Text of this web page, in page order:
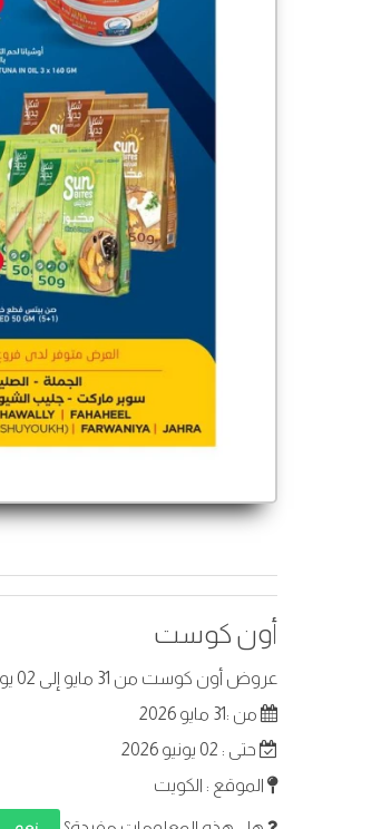
أون كوست
عروض أون كوست من 31 مايو إلى 02 يونيو 2026 في الكويت. أفضل العروض على عناصر مختارة.
من :31 مايو 2026
حتى : 02 يونيو 2026
الموقع : الكويت